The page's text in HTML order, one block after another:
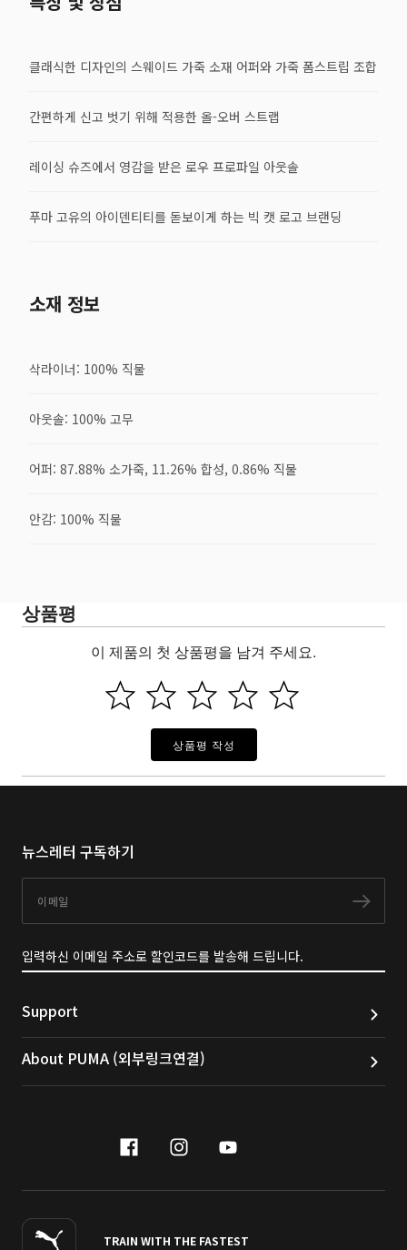
클래식한 디자인의 스웨이드 가죽 소재 어퍼와 가죽 폼스트립 조합
간편하게 신고 벗기 위해 적용한 올-오버 스트랩
레이싱 슈즈에서 영감을 받은 로우 프로파일 아웃솔
푸마 고유의 아이덴티티를 돋보이게 하는 빅 캣 로고 브랜딩
소재 정보
삭라이너: 100% 직물
아웃솔: 100% 고무
어퍼: 87.88% 소가죽, 11.26% 합성, 0.86% 직물
안감: 100% 직물
상품평
이 제품의 첫 상품평을 남겨 주세요.
상품평 작성
뉴스레터 구독하기
구독
입력하신 이메일 주소로 할인코드를 발송해 드립니다.
Support
About PUMA (외부링크연결)
facebook
instagram
youtube
TRAIN WITH THE FASTEST